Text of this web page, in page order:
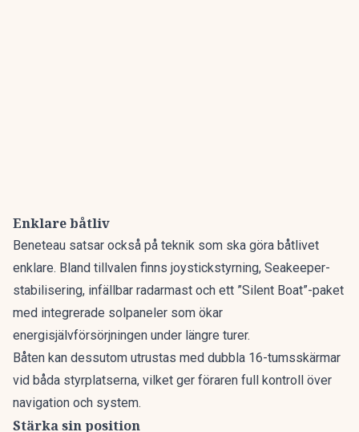
Enklare båtliv
Beneteau satsar också på teknik som ska göra båtlivet
enklare. Bland tillvalen finns joystickstyrning, Seakeeper-
stabilisering, infällbar radarmast och ett ”Silent Boat”-paket
med integrerade solpaneler som ökar
energisjälvförsörjningen under längre turer.
Båten kan dessutom utrustas med dubbla 16-tumsskärmar
vid båda styrplatserna, vilket ger föraren full kontroll över
navigation och system.
Stärka sin position